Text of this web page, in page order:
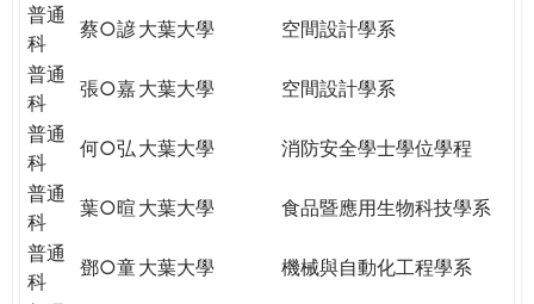
普通
科
蔡○諺大葉大學
空間設計學系
普通
科
張○嘉大葉大學
空間設計學系
普通
科
何○弘 大葉大學
消防安全學士學位學程
普通
科
葉○暄 大葉大學
食品暨應用生物科技學系
普通
科
鄧○童大葉大學
機械與自動化工程學系